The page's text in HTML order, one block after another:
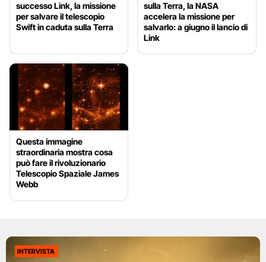
successo Link, la missione
per salvare il telescopio
Swift in caduta sulla Terra
sulla Terra, la NASA
accelera la missione per
salvarlo: a giugno il lancio di
Link
Questa immagine
straordinaria mostra cosa
può fare il rivoluzionario
Telescopio Spaziale James
Webb
INTERVISTA